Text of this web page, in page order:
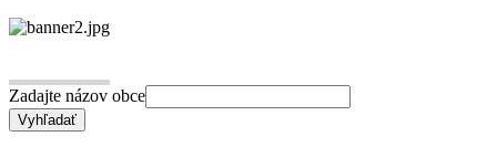
Zadajte názov obce